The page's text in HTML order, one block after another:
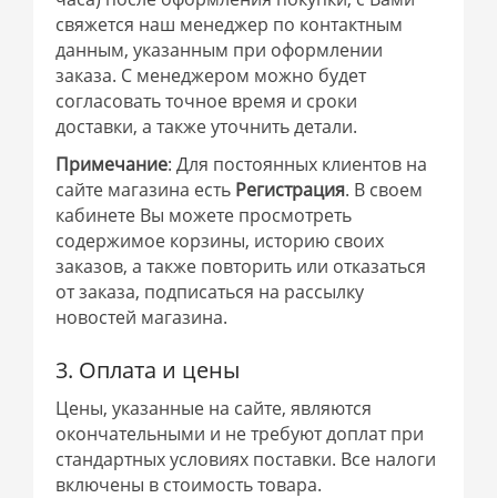
свяжется наш менеджер по контактным
данным, указанным при оформлении
заказа. С менеджером можно будет
согласовать точное время и сроки
доставки, а также уточнить детали.
Примечание: Для постоянных клиентов на
сайте магазина есть Регистрация. В своем
кабинете Вы можете просмотреть
содержимое корзины, историю своих
заказов, а также повторить или отказаться
от заказа, подписаться на рассылку
новостей магазина.
3. Оплата и цены
Цены, указанные на сайте, являются
окончательными и не требуют доплат при
стандартных условиях поставки. Все налоги
включены в стоимость товара.